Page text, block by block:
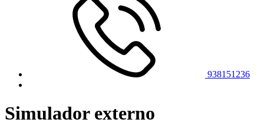
938151236
Simulador externo